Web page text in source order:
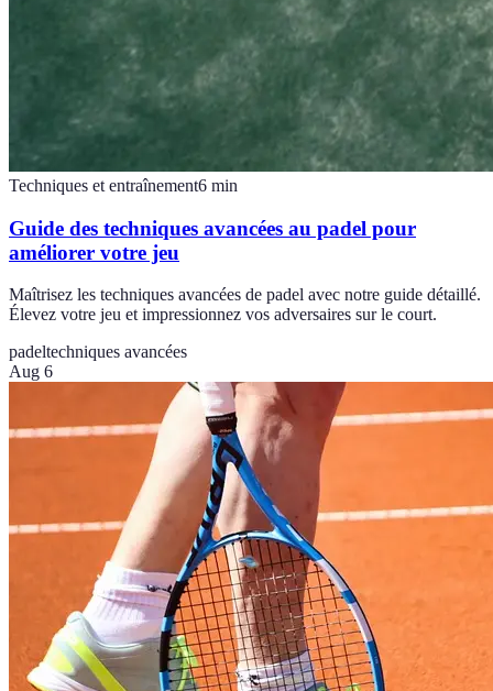
Techniques et entraînement6 min
Guide des techniques avancées au padel pour
améliorer votre jeu
Maîtrisez les techniques avancées de padel avec notre guide détaillé.
Élevez votre jeu et impressionnez vos adversaires sur le court.
padeltechniques avancées
Aug 6